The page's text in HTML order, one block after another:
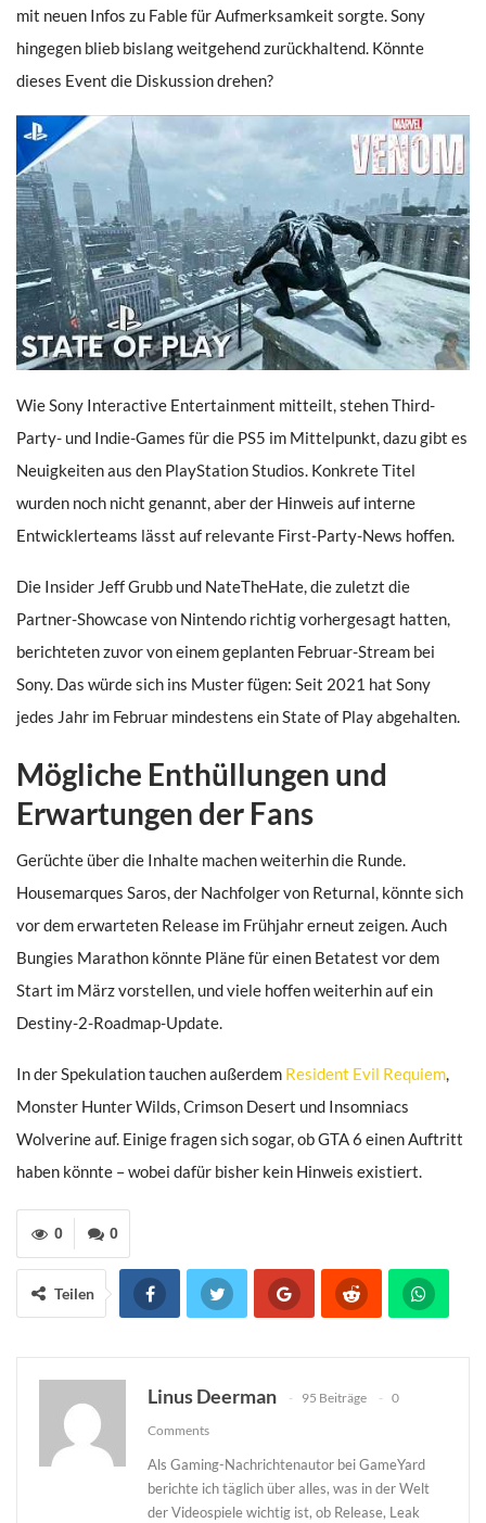
mit neuen Infos zu Fable für Aufmerksamkeit sorgte. Sony
hingegen blieb bislang weitgehend zurückhaltend. Könnte
dieses Event die Diskussion drehen?
Wie Sony Interactive Entertainment mitteilt, stehen Third-
Party- und Indie-Games für die PS5 im Mittelpunkt, dazu gibt es
Neuigkeiten aus den PlayStation Studios. Konkrete Titel
wurden noch nicht genannt, aber der Hinweis auf interne
Entwicklerteams lässt auf relevante First-Party-News hoffen.
Die Insider Jeff Grubb und NateTheHate, die zuletzt die
Partner-Showcase von Nintendo richtig vorhergesagt hatten,
berichteten zuvor von einem geplanten Februar-Stream bei
Sony. Das würde sich ins Muster fügen: Seit 2021 hat Sony
jedes Jahr im Februar mindestens ein State of Play abgehalten.
Mögliche Enthüllungen und
Erwartungen der Fans
Gerüchte über die Inhalte machen weiterhin die Runde.
Housemarques Saros, der Nachfolger von Returnal, könnte sich
vor dem erwarteten Release im Frühjahr erneut zeigen. Auch
Bungies Marathon könnte Pläne für einen Betatest vor dem
Start im März vorstellen, und viele hoffen weiterhin auf ein
Destiny-2-Roadmap-Update.
In der Spekulation tauchen außerdem Resident Evil Requiem,
Monster Hunter Wilds, Crimson Desert und Insomniacs
Wolverine auf. Einige fragen sich sogar, ob GTA 6 einen Auftritt
haben könnte – wobei dafür bisher kein Hinweis existiert.
0
0
Teilen
Linus Deerman 95 Beiträge
0
Comments
Als Gaming-Nachrichtenautor bei GameYard
berichte ich täglich über alles, was in der Welt
der Videospiele wichtig ist, ob Release, Leak